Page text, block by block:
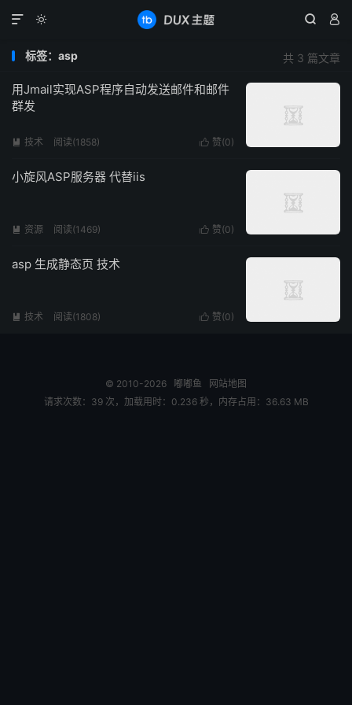
  

共 3 篇文章
标签：asp
用Jmail实现ASP程序自动发送邮件和邮件
群发
 赞(0)
 技术 阅读(1858)
小旋风ASP服务器 代替iis
 赞(0)
 资源 阅读(1469)
asp 生成静态页 技术
 赞(0)
 技术 阅读(1808)
© 2010-2026 嘟嘟鱼
网站地图
请求次数：39 次，加载用时：0.236 秒，内存占用：36.63 MB